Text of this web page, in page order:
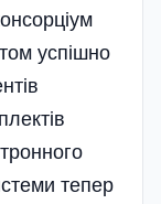
успішно
тепер